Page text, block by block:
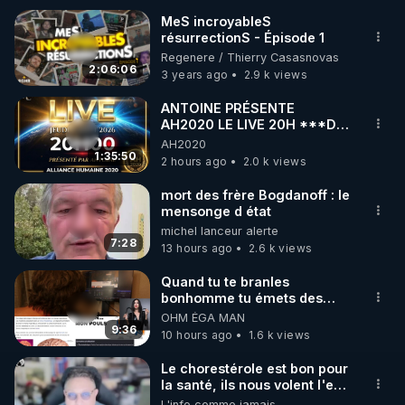
🌱 INSTAGRAM
https://www.instagram.com/rdlr_thierrycasasnovas/
http://rgnr.li/instagram
🌱 LA NEWSLETTER
Pour ne pas rater l’actualité RGNR (stages,
http://rgnr.li/news
🌱 VIDÉOS NON CENSURÉES SUR ODYSEE
Toutes les vidéos Youtube sont aussi sur la
http://rgnr.li/odysee
🌱 LES STAGES EN PRÉSENTIEL
2:06:06
MeS incroyableS
résurrectionS - Épisode 1
Regenere / Thierry Casasnovas
3 years ago
2.9 k views
1:35:50
ANTOINE PRÉSENTE
AH2020 LE LIVE 20H ***DU
06/08/2026***
AH2020
2 hours ago
2.0 k views
7:28
mort des frère Bogdanoff : le
mensonge d état
michel lanceur alerte
13 hours ago
2.6 k views
9:36
Quand tu te branles
bonhomme tu émets des
ondes ils ont juste omis de
t'expliquer
OHM ÉGA MAN
10 hours ago
1.6 k views
Le chorestérole est bon pour
la santé, ils nous volent l'eau
! 😒🤢😡